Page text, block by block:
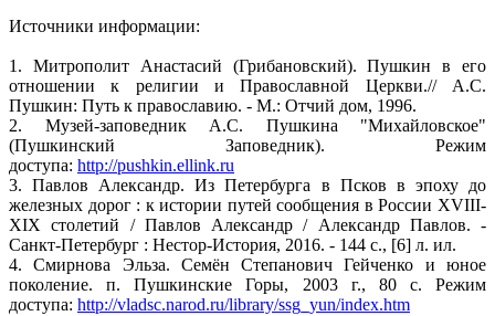
Источники информации:
1. Митрополит Анастасий (Грибановский). Пушкин в его
отношении к религии и Православной Церкви.// А.С.
Пушкин: Путь к православию. - М.: Отчий дом, 1996.
2. Музей-заповедник А.С. Пушкина "Михайловское"
(Пушкинский Заповедник). Режим
доступа: http://pushkin.ellink.ru
3. Павлов Александр. Из Петербурга в Псков в эпоху до
железных дорог : к истории путей сообщения в России XVIII-
XIX столетий / Павлов Александр / Александр Павлов. -
Санкт-Петербург : Нестор-История, 2016. - 144 с., [6] л. ил.
4. Смирнова Эльза. Семён Степанович Гейченко и юное
поколение. п. Пушкинские Горы, 2003 г., 80 с. Режим
доступа: http://vladsc.narod.ru/library/ssg_yun/index.htm